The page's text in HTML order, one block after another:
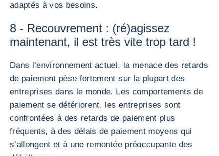
adaptés à vos besoins.
8 - Recouvrement : (ré)agissez
maintenant, il est très vite trop tard !
Dans l’environnement actuel, la menace des retards
de paiement pèse fortement sur la plupart des
entreprises dans le monde. Les comportements de
paiement se détériorent, les entreprises sont
confrontées à des retards de paiement plus
fréquents, à des délais de paiement moyens qui
s’allongent et à une remontée préoccupante des